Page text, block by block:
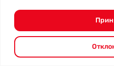
- Политика
© 2026.SHANGHAI SYSTEM
защищены.